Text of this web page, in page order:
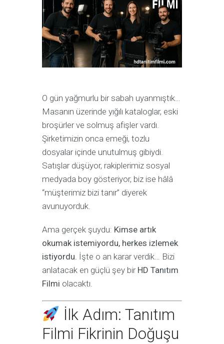
O gün yağmurlu bir sabah uyanmıştık…
Masanın üzerinde yığılı kataloglar, eski
broşürler ve solmuş afişler vardı.
Şirketimizin onca emeği, tozlu
dosyalar içinde unutulmuş gibiydi.
Satışlar düşüyor, rakiplerimiz sosyal
medyada boy gösteriyor, biz ise hâlâ
“müşterimiz bizi tanır” diyerek
avunuyorduk.
Ama gerçek şuydu: Kimse artık
okumak istemiyordu, herkes izlemek
istiyordu. İşte o an karar verdik… Bizi
anlatacak en güçlü şey bir HD Tanıtım
Filmi olacaktı.
İlk Adım: Tanıtım
Filmi Fikrinin Doğuşu